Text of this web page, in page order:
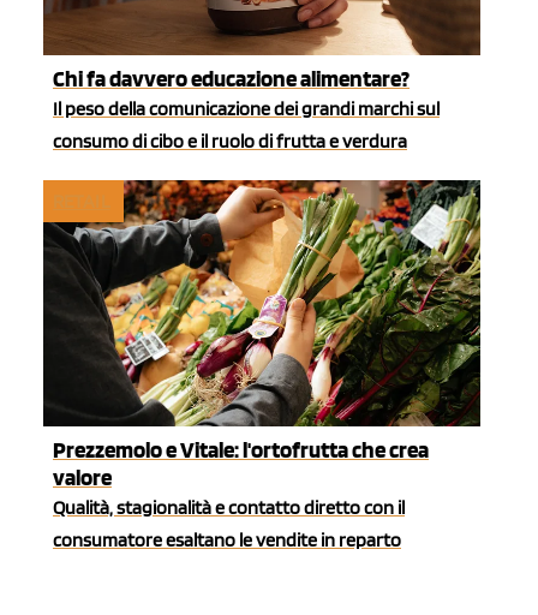
Chi fa davvero educazione alimentare?
Il peso della comunicazione dei grandi marchi sul
consumo di cibo e il ruolo di frutta e verdura
Prezzemolo e Vitale: l'ortofrutta che crea
valore
Qualità, stagionalità e contatto diretto con il
consumatore esaltano le vendite in reparto